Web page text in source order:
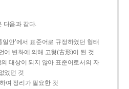
다음과 같다.
안’에서 표준어로 규정하였던 형태
어 변화에 의해 고형(古形)이 된 것
대상이 되지 않아 표준어로서의 자
었던 것
여 정리가 필요한 것